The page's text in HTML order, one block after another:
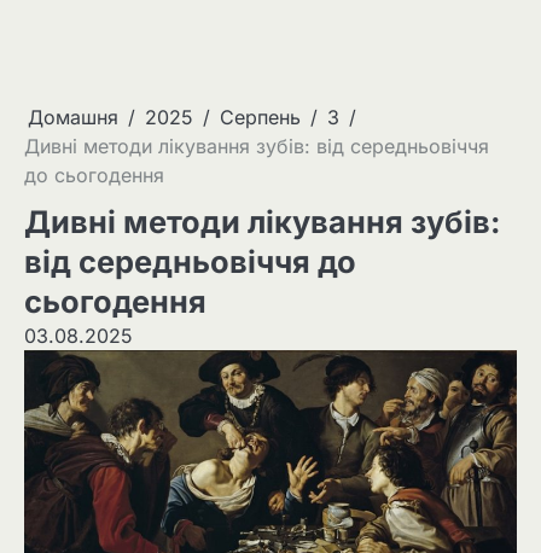
Домашня 2025 Серпень
3
Дивні методи лікування зубів: від середньовіччя
до сьогодення
Дивні методи лікування зубів:
від середньовіччя до
сьогодення
03.08.2025